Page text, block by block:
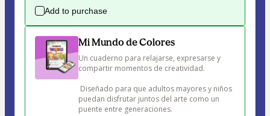
Add to purchase
Mi Mundo de Colores
Un cuaderno para relajarse, expresarse y
compartir momentos de creatividad.
puedan disfrutar juntos del arte como un
puente entre generaciones.